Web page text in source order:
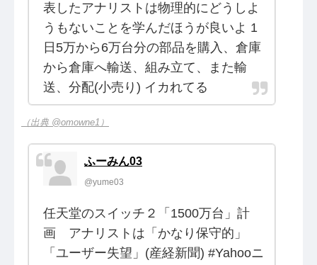
表したアナリストは物理的にどうしよ
うもないことを学んだほうが良いよ 1
日5万から6万台分の部品を購入、倉庫
から倉庫へ輸送、組み立て、また輸
送、分配(小売り) イカれてる
（出典 @omowne1）
ふーみん03
@yume03
任天堂のスイッチ２「1500万台」計
画 アナリストは「かなり保守的」
「ユーザー失望」(産経新聞) #Yahooニ